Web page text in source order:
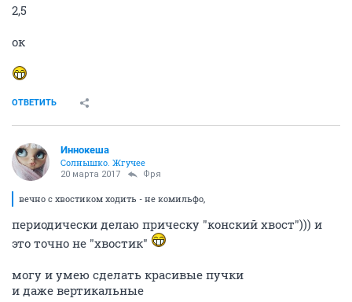
2,5
ок
ОТВЕТИТЬ
Иннокеша
Солнышко. Жгучее
20 марта 2017 Фря
вечно с хвостиком ходить - не комильфо,
периодически делаю прическу "конский хвост"))) и
это точно не "хвостик"
могу и умею сделать красивые пучки
и даже вертикальные